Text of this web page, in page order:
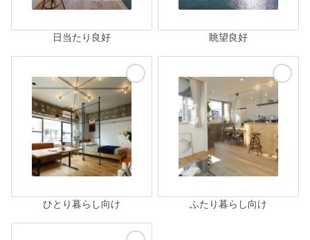
日当たり良好 眺望良好
ひとり暮らし向け ふたり暮らし向け